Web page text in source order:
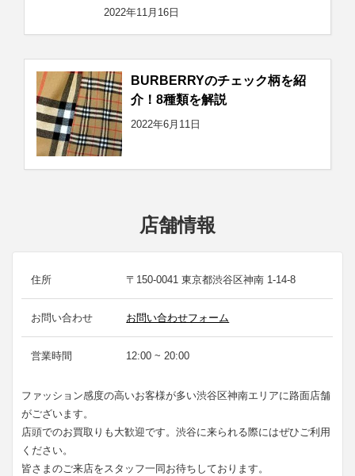
2022年11月16日
BURBERRYのチェック柄を紹
介！8種類を解説
2022年6月11日
店舗情報
住所 〒150-0041 東京都渋谷区神南 1-14-8
お問い合わせ お問い合わせフォーム
営業時間 12:00 ~ 20:00
ファッション感度の高いお客様が多い渋谷区神南エリアに路面店舗
がございます。
店頭でのお買取りも大歓迎です。渋谷に来られる際にはぜひご利用
ください。
皆さまのご来店をスタッフ一同お待ちしております。